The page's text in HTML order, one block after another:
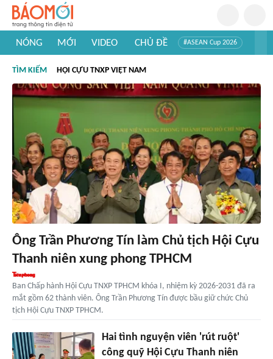
NÓNG MỚI VIDEO CHỦ ĐỀ #ASEAN Cup 2026
#Khám phá thế giới
TÌM KIẾM HỘI CỰU TNXP VIỆT NAM
Ông Trần Phương Tín làm Chủ tịch Hội Cựu
Thanh niên xung phong TPHCM
Ban Chấp hành Hội Cựu TNXP TPHCM khóa I, nhiệm kỳ 2026-2031 đã ra
mắt gồm 62 thành viên. Ông Trần Phương Tín được bầu giữ chức Chủ
tịch Hội Cựu TNXP TPHCM.
Hai tình nguyện viên 'rút ruột'
công quỹ Hội Cựu Thanh niên